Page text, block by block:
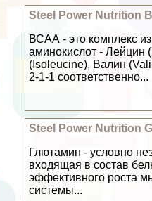
Steel Power Nutrition
ВСАА - это комплекс
аминокислот - Лейцин
(Isoleucine), Валин
2-1-1 соответственно...
Steel Power Nutrition
Глютамин - условно
входящая в состав
эффективного роста
системы...